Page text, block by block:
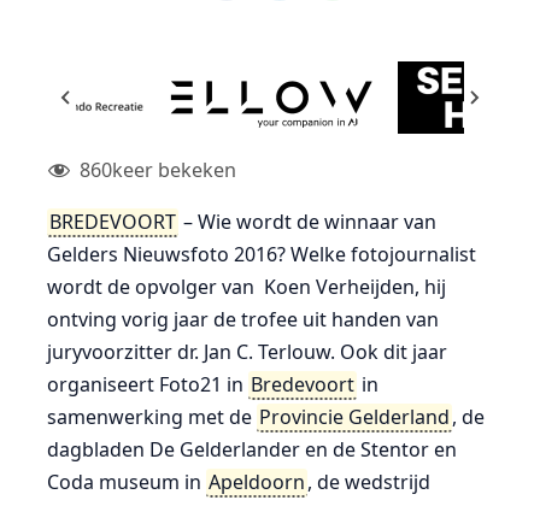
860keer bekeken
BREDEVOORT – Wie wordt de winnaar van
Gelders Nieuwsfoto 2016? Welke fotojournalist
wordt de opvolger van Koen Verheijden, hij
ontving vorig jaar de trofee uit handen van
juryvoorzitter dr. Jan C. Terlouw. Ook dit jaar
organiseert Foto21 in Bredevoort in
samenwerking met de Provincie Gelderland, de
dagbladen De Gelderlander en de Stentor en
Coda museum in Apeldoorn, de wedstrijd